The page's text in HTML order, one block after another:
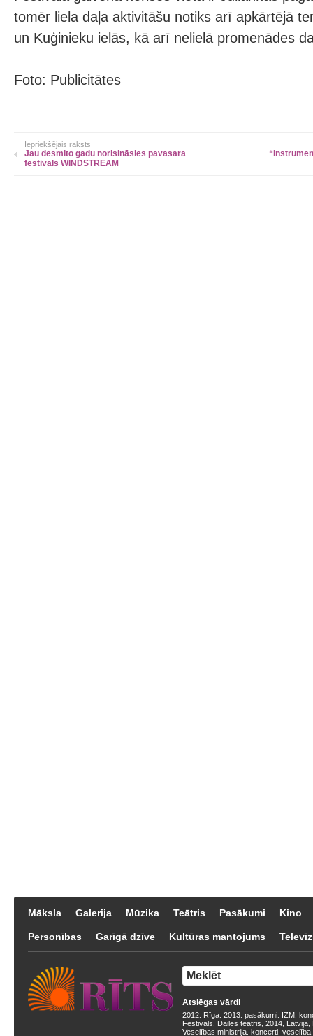
tomēr liela daļa aktivitāšu notiks arī apkārtējā
un Kuģinieku ielās, kā arī nelielā promenādes
Foto: Publicitātes
Iepriekšējais raksts
Jau desmito gadu norisināsies pavasara
festivāls WINDSTREAM
Māksla Galerija Mūzika Teātris Pasākumi Kino
Personības Garīgā dzīve Kultūras mantojums
Atslēgas vārdi
2012 Rīga 2013 pasākumi IZM
Festivāls
Dailes teātris 2014 Latvija
Veselības ministrija koncerti veselība